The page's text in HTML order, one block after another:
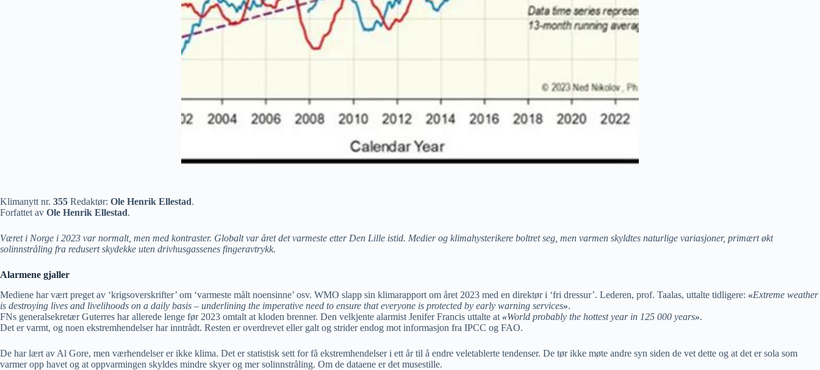
Klimanytt nr. 355 Redaktør: Ole Henrik Ellestad.
Forfattet av Ole Henrik Ellestad.
Været i Norge i 2023 var normalt, men med kontraster. Globalt var året det varmeste etter Den Lille istid. Medier og klimahysterikere boltret seg, men varmen skyldtes naturlige variasjoner, primært økt
solinnstråling fra redusert skydekke uten drivhusgassenes fingeravtrykk.
Alarmene gjaller
Mediene har vært preget av ‘krigsoverskrifter’ om ‘varmeste målt noensinne’ osv. WMO slapp sin klimarapport om året 2023 med en direktør i ‘fri dressur’. Lederen, prof. Taalas, uttalte tidligere: «Extreme weather
is destroying lives and livelihoods on a daily basis – underlining the imperative need to ensure that everyone is protected by early warning services».
FNs generalsekretær Guterres har allerede lenge før 2023 omtalt at kloden brenner. Den velkjente alarmist Jenifer Francis uttalte at «World probably the hottest year in 125 000 years».
Det er varmt, og noen ekstremhendelser har inntrådt. Resten er overdrevet eller galt og strider endog mot informasjon fra IPCC og FAO.
De har lært av Al Gore, men værhendelser er ikke klima. Det er statistisk sett for få ekstremhendelser i ett år til å endre veletablerte tendenser. De tør ikke møte andre syn siden de vet dette og at det er sola som
varmer opp havet og at oppvarmingen skyldes mindre skyer og mer solinnstråling. Om de dataene er det musestille.